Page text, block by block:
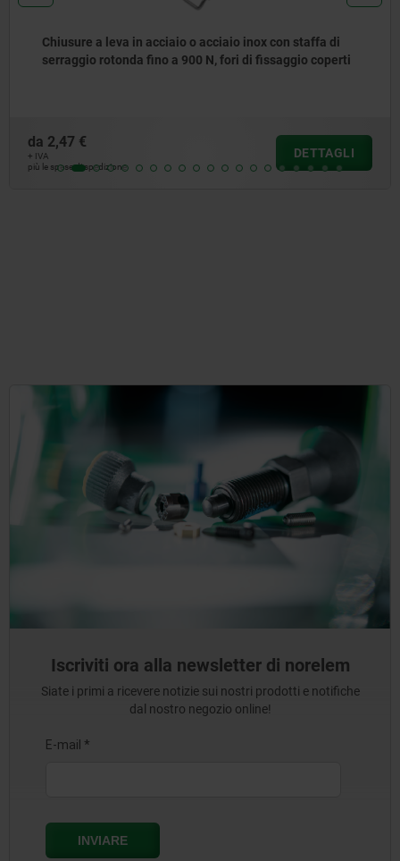
in acciaio o acciaio inox con staffa di
fino a 900 N, fori di fissaggio coperti
Viti
+ IVA
più le spese di
Iscriviti ora alla newsletter di norelem
Siate i primi a ricevere notizie sui nostri prodotti e notifiche
dal nostro negozio online!